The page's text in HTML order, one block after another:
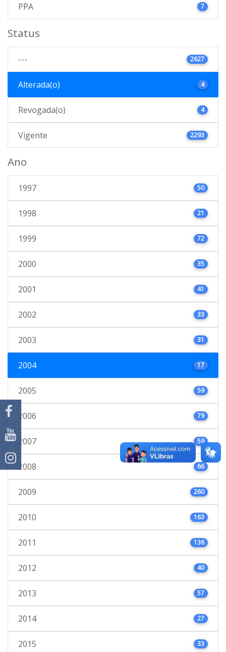
PPA 7
Status
--- 2627
Alterada(o) 4
Revogada(o) 4
Vigente 2293
Ano
1997 50
1998 21
1999 72
2000 35
2001 41
2002 33
2003 31
2004 17
2005 59
2006 79
2007 59
2008 66
2009 260
2010 163
2011 136
2012 40
2013 57
2014 27
2015 33